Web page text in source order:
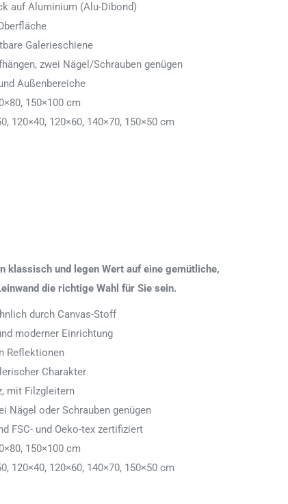
auf Aluminium (Alu-Dibond)
Galerieschiene
zwei Nägel/Schrauben genügen
Außenbereiche
150×100 cm
120×40, 120×60, 140×70, 150×50 cm
klassisch und legen Wert auf eine gemütliche,
die richtige Wahl für Sie sein.
durch Canvas-Stoff
moderner Einrichtung
Reflektionen
Charakter
mit Filzgleitern
Nägel oder Schrauben genügen
FSC- und Oeko-tex zertifiziert
150×100 cm
120×40, 120×60, 140×70, 150×50 cm